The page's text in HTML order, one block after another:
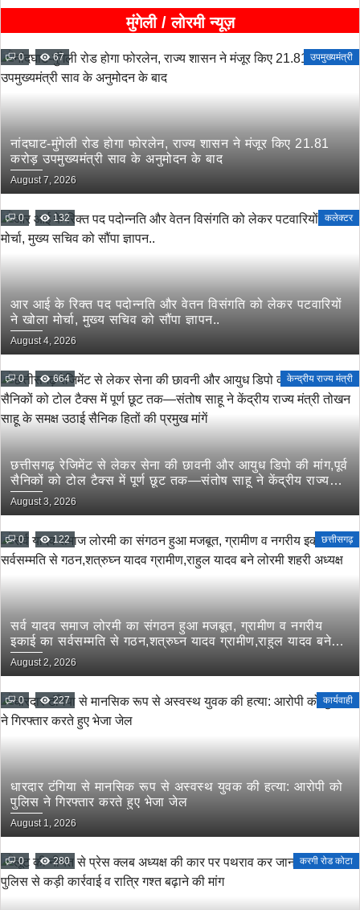
मुंगेली / लोरमी न्यूज़
0 67 उपमुख्यमंत्री
नांदघाट-मुंगेली रोड होगा फोरलेन, राज्य शासन ने मंजूर किए 21.81
करोड़ उपमुख्यमंत्री साव के अनुमोदन के बाद
August 7, 2026
0 132 कलेक्टर
आर आई के रिक्त पद पदोन्नति और वेतन विसंगति को लेकर पटवारियों
ने खोला मोर्चा, मुख्य सचिव को सौंपा ज्ञापन..
August 4, 2026
0 664 केन्द्रीय राज्य मंत्री
छत्तीसगढ़ रेजिमेंट से लेकर सेना की छावनी और आयुध डिपो की मांग,पूर्व
सैनिकों को टोल टैक्स में पूर्ण छूट तक—संतोष साहू ने केंद्रीय राज्य
मंत्री तोखन साहू के समक्ष उठाई सैनिक हितों की प्रमुख मांगें
August 3, 2026
0 122 छत्तीसगढ़
सर्व यादव समाज लोरमी का संगठन हुआ मजबूत, ग्रामीण व नगरीय
इकाई का सर्वसम्मति से गठन,शत्रुघ्न यादव ग्रामीण,राहुल यादव बने
लोरमी शहरी अध्यक्ष
August 2, 2026
0 227 कार्यवाही
धारदार टंगिया से मानसिक रूप से अस्वस्थ युवक की हत्या: आरोपी को
पुलिस ने गिरफ्तार करते हुए भेजा जेल
August 1, 2026
0 280 करगी रोड कोटा